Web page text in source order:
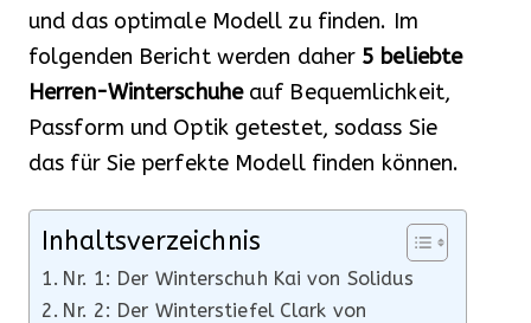
und das optimale Modell zu finden. Im
folgenden Bericht werden daher 5 beliebte
Herren-Winterschuheauf Bequemlichkeit,
Passform und Optik getestet, sodass Sie
das für Sie perfekte Modell finden können.
Inhaltsverzeichnis
Nr. 1: Der Winterschuh Kai von Solidus
Nr. 2: Der Winterstiefel Clark von